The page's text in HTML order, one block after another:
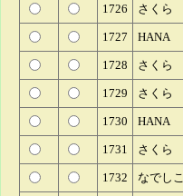
1726 さくら
1727 HANA
1728 さくら
1729 さくら
1730 HANA
1731 さくら
1732 なでしこ